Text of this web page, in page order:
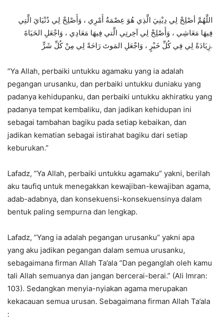
اللَّهُمَّ أصْلِحْ لِي دِيْنِيَ الَّذِي هُوَ عِصْمَةُ أَمْرِي ، وَأَصْلِحْ لِي دُنْيَايَ الَّتِي
فِيهَا مَعَاشِي ، وَأَصْلِحْ لِي آخِرتِي الَّتي فِيهَا مَعَادِي ، وَاجْعَلِ الحَيَاةَ
زِيَادَةً لِي فِي كُلِّ خَيْرٍ ، وَاجْعَلِ المَوتَ رَاحَةً لِي مِنْ كُلِّ شَرٍّ.
“Ya Allah, perbaiki untukku agamaku yang ia adalah
pegangan urusanku, dan perbaiki untukku duniaku yang
padanya kehidupanku, dan perbaiki untukku akhiratku yang
padanya tempat kembaliku, dan jadikan kehidupan ini
sebagai tambahan bagiku pada setiap kebaikan, dan
jadikan kematian sebagai istirahat bagiku dari setiap
keburukan.”
Lafadz, “Ya Allah, perbaiki untukku agamaku” yakni, berilah
aku taufiq untuk menegakkan kewajiban-kewajiban agama,
adab-adabnya, dan konsekuensi-konsekuensinya dalam
bentuk paling sempurna dan lengkap.
Lafadz, “Yang ia adalah pegangan urusanku” yakni apa
yang aku jadikan pegangan dalam semua urusanku,
sebagaimana firman Allah Ta’ala “Dan peganglah oleh kamu
tali Allah semuanya dan jangan bercerai-berai.” (Ali Imran:
103). Sedangkan menyia-nyiakan agama merupakan
kekacauan semua urusan. Sebagaimana firman Allah Ta’ala
: